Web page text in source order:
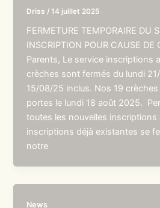
Driss /14 juillet 2025
FERMETURE TEMPORAIRE DU
INSCRIPTION POUR CAUSE
Parents, Le service inscriptions
crèches sont fermés du lundi
15/08/25 inclus. Nos 19
portes le lundi 18 août 2025.
toutes les nouvelles inscriptions
inscriptions déjà existantes se
notre
News